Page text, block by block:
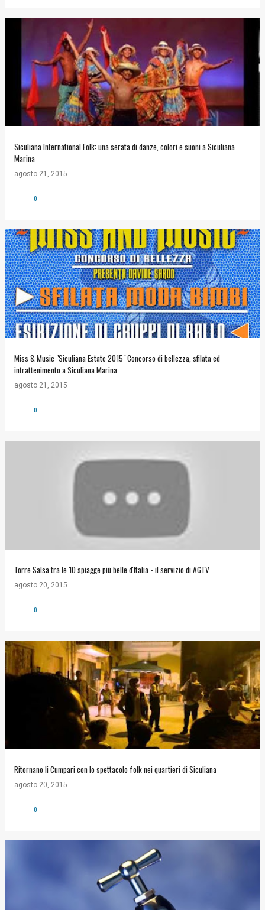
Siculiana International Folk: una serata di danze, colori e suoni a Siculiana
Marina
agosto 21, 2015
0
Miss & Music "Siculiana Estate 2015" Concorso di bellezza, sfilata ed
intrattenimento a Siculiana Marina
agosto 21, 2015
0
Torre Salsa tra le 10 spiagge più belle d'Italia - il servizio di AGTV
agosto 20, 2015
0
Ritornano li Cumpari con lo spettacolo folk nei quartieri di Siculiana
agosto 20, 2015
0